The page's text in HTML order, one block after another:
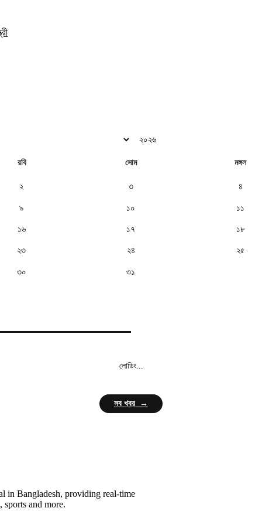
রবি সোম মঙ্গল
২ ৩ ৪
৯ ১০ ১১
১৬ ১৭ ১৮
২৩ ২৪ ২৫
৩০ ৩১
লোডিং...
সব খবর →
in Bangladesh, providing real-time
sports and more.